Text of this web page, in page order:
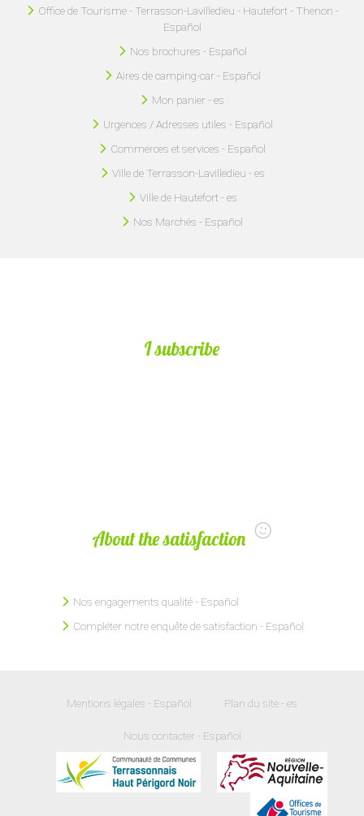
Office de Tourisme - Terrasson-Lavilledieu - Hautefort - Thenon -
Español
Nos brochures - Español
Aires de camping-car - Español
Mon panier - es
Urgences / Adresses utiles - Español
Commerces et services - Español
Ville de Terrasson-Lavilledieu - es
Ville de Hautefort - es
Nos Marchés - Español
I subscribe
About the satisfaction
Nos engagements qualité - Español
Compléter notre enquête de satisfaction - Español
Mentions légales - Español Plan du site - es
Nous contacter - Español